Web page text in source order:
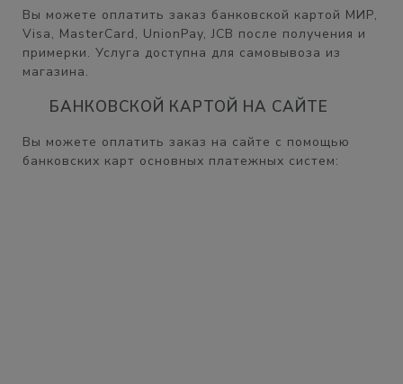
Вы можете оплатить заказ банковской картой МИР,
Visa, MasterCard, UnionPay, JCB после получения и
примерки. Услуга доступна для самовывоза из
магазина.
БАНКОВСКОЙ КАРТОЙ НА САЙТЕ
Вы можете оплатить заказ на сайте с помощью
банковских карт основных платежных систем: